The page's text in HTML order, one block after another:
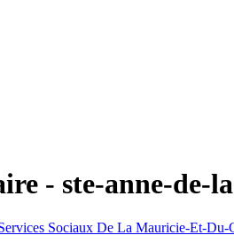
- ste-anne-de-
Sociaux De La Mauricie-Et-Du-